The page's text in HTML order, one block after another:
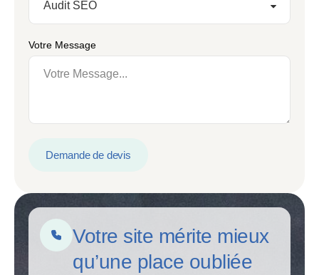
Votre Message
Demande de devis
Votre site mérite mieux
qu’une place oubliée